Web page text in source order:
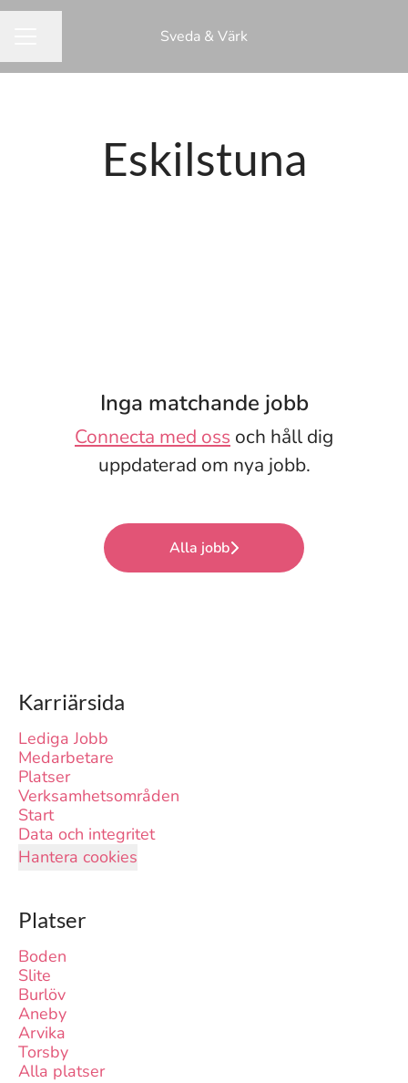
Sveda & Värk
Eskilstuna
Inga matchande jobb
Connecta med oss och håll dig
uppdaterad om nya jobb.
Alla jobb
Karriärsida
Lediga Jobb
Medarbetare
Platser
Verksamhetsområden
Start
Data och integritet
Hantera cookies
Platser
Boden
Slite
Burlöv
Aneby
Arvika
Torsby
Alla platser